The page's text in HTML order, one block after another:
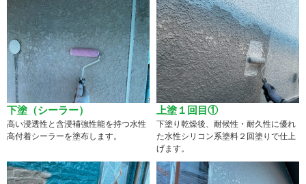
下塗（シーラー）
高い浸透性と含浸補強性能を持つ水性
高付着シーラーを塗布します。
上塗１回目①
下塗り乾燥後、耐候性・耐久性に優れ
た水性シリコン系塗料２回塗りで仕上
げます。